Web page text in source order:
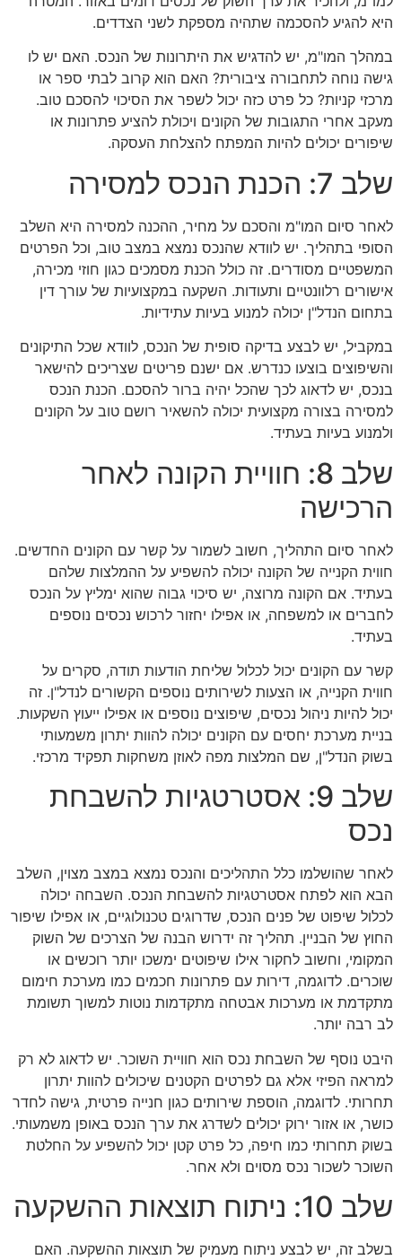
היא להגיע להסכמה שתהיה מספקת לשני הצדדים.
במהלך המו"מ, יש להדגיש את היתרונות של הנכס. האם יש לו
גישה נוחה לתחבורה ציבורית? האם הוא קרוב לבתי ספר או
מרכזי קניות? כל פרט כזה יכול לשפר את הסיכוי להסכם טוב.
מעקב אחרי התגובות של הקונים ויכולת להציע פתרונות או
שיפורים יכולים להיות המפתח להצלחת העסקה.
שלב 7: הכנת הנכס למסירה
לאחר סיום המו"מ והסכם על מחיר, ההכנה למסירה היא השלב
הסופי בתהליך. יש לוודא שהנכס נמצא במצב טוב, וכל הפרטים
המשפטיים מסודרים. זה כולל הכנת מסמכים כגון חוזי מכירה,
אישורים רלוונטיים ותעודות. השקעה במקצועיות של עורך דין
בתחום הנדל"ן יכולה למנוע בעיות עתידיות.
במקביל, יש לבצע בדיקה סופית של הנכס, לוודא שכל התיקונים
והשיפוצים בוצעו כנדרש. אם ישנם פריטים שצריכים להישאר
בנכס, יש לדאוג לכך שהכל יהיה ברור להסכם. הכנת הנכס
למסירה בצורה מקצועית יכולה להשאיר רושם טוב על הקונים
ולמנוע בעיות בעתיד.
שלב 8: חוויית הקונה לאחר
הרכישה
לאחר סיום התהליך, חשוב לשמור על קשר עם הקונים החדשים.
חווית הקנייה של הקונה יכולה להשפיע על ההמלצות שלהם
בעתיד. אם הקונה מרוצה, יש סיכוי גבוה שהוא ימליץ על הנכס
לחברים או למשפחה, או אפילו יחזור לרכוש נכסים נוספים
בעתיד.
קשר עם הקונים יכול לכלול שליחת הודעות תודה, סקרים על
חווית הקנייה, או הצעות לשירותים נוספים הקשורים לנדל"ן. זה
יכול להיות ניהול נכסים, שיפוצים נוספים או אפילו ייעוץ השקעות.
בניית מערכת יחסים עם הקונים יכולה להוות יתרון משמעותי
בשוק הנדל"ן, שם המלצות מפה לאוזן משחקות תפקיד מרכזי.
שלב 9: אסטרטגיות להשבחת
נכס
לאחר שהושלמו כלל התהליכים והנכס נמצא במצב מצוין, השלב
הבא הוא לפתח אסטרטגיות להשבחת הנכס. השבחה יכולה
לכלול שיפוט של פנים הנכס, שדרוגים טכנולוגיים, או אפילו שיפור
החוץ של הבניין. תהליך זה ידרוש הבנה של הצרכים של השוק
המקומי, וחשוב לחקור אילו שיפוטים ימשכו יותר רוכשים או
שוכרים. לדוגמה, דירות עם פתרונות חכמים כמו מערכת חימום
מתקדמת או מערכות אבטחה מתקדמות נוטות למשוך תשומת
לב רבה יותר.
היבט נוסף של השבחת נכס הוא חוויית השוכר. יש לדאוג לא רק
למראה הפיזי אלא גם לפרטים הקטנים שיכולים להוות יתרון
תחרותי. לדוגמה, הוספת שירותים כגון חנייה פרטית, גישה לחדר
כושר, או אזור ירוק יכולים לשדרג את ערך הנכס באופן משמעותי.
בשוק תחרותי כמו חיפה, כל פרט קטן יכול להשפיע על החלטת
השוכר לשכור נכס מסוים ולא אחר.
שלב 10: ניתוח תוצאות ההשקעה
בשלב זה, יש לבצע ניתוח מעמיק של תוצאות ההשקעה. האם